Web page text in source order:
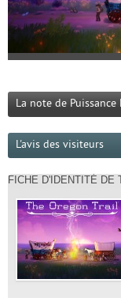
La note de
L'avis des visiteurs
FICHE D'IDENTITÉ DE